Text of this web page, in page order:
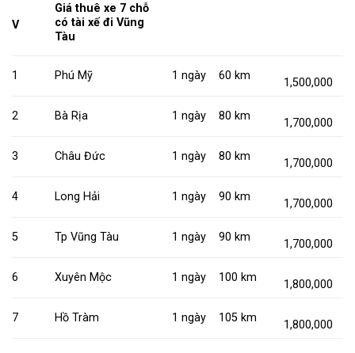
V
Giá thuê xe 7 chỗ
có tài xế đi Vũng
Tàu
1 Phú Mỹ 1 ngày 60 km
1,500,000
2 Bà Rịa 1 ngày 80 km
1,700,000
3 Châu Đức 1 ngày 80 km
1,700,000
4 Long Hải 1 ngày 90 km
1,700,000
5 Tp Vũng Tàu 1 ngày 90 km
1,700,000
6 Xuyên Mộc 1 ngày 100 km
1,800,000
7 Hồ Tràm 1 ngày 105 km
1,800,000